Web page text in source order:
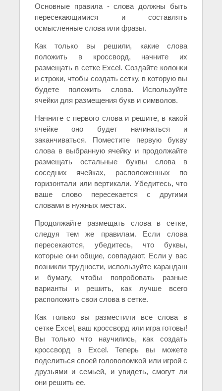
Основные правила - слова должны быть
пересекающимися и составлять
осмысленные слова или фразы.
Как только вы решили, какие слова
положить в кроссворд, начните их
размещать в сетке Excel. Создайте колонки
и строки, чтобы создать сетку, в которую вы
будете положить слова. Используйте
ячейки для размещения букв и символов.
Начните с первого слова и решите, в какой
ячейке оно будет начинаться и
заканчиваться. Поместите первую букву
слова в выбранную ячейку и продолжайте
размещать остальные буквы слова в
соседних ячейках, расположенных по
горизонтали или вертикали. Убедитесь, что
ваше слово пересекается с другими
словами в нужных местах.
Продолжайте размещать слова в сетке,
следуя тем же правилам. Если слова
пересекаются, убедитесь, что буквы,
которые они общие, совпадают. Если у вас
возникли трудности, используйте карандаш
и бумагу, чтобы попробовать разные
варианты и решить, как лучше всего
расположить свои слова в сетке.
Как только вы разместили все слова в
сетке Excel, ваш кроссворд или игра готовы!
Вы только что научились, как создать
кроссворд в Excel. Теперь вы можете
поделиться своей головоломкой или игрой с
друзьями и семьей, и увидеть, смогут ли
они решить ее.